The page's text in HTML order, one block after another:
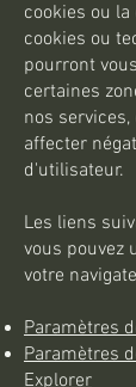
cookies ou
cookies ou
pourront
certaines
nos
affecter
d'utilisateur.
Les liens
vous pouvez
votre
Paramètres
Paramètres
Explorer